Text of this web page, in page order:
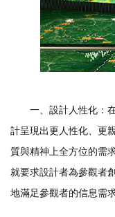
一、設計人性化：在
計呈現出更人性化、更
質與精神上全方位的需
就要求設計者為參觀者
地滿足參觀者的信息需